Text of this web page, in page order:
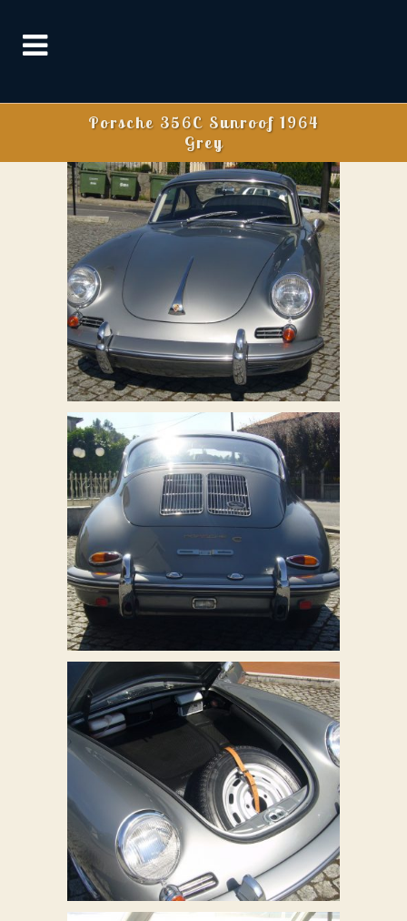
Porsche 356C Sunroof 1964
Grey